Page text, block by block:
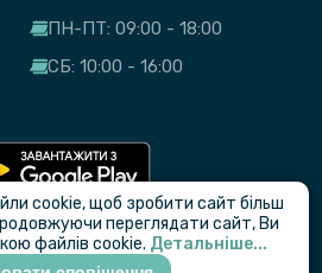
ПН-ПТ: 09:00 - 18:00
СБ: 10:00 - 16:00
© VEST
cookie, щоб зробити сайт більш
переглядати сайт, Ви
файлів cookie. Детальніше...